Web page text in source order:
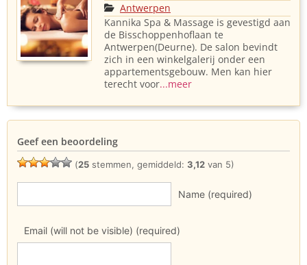
Antwerpen
Kannika Spa & Massage is gevestigd aan
de Bisschoppenhoflaan te
Antwerpen(Deurne). De salon bevindt
zich in een winkelgalerij onder een
appartementsgebouw. Men kan hier
terecht voor...meer
Geef een beoordeling
(25 stemmen, gemiddeld: 3,12 van 5)
Name (required)
Email (will not be visible) (required)